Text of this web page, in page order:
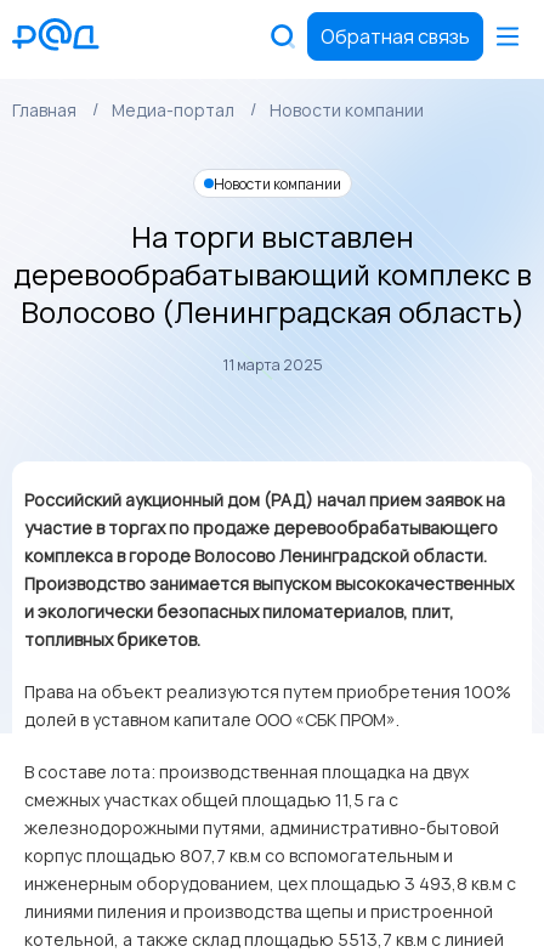
Обратная связь
Главная Медиа-портал Новости компании
Новости компании
На торги выставлен
деревообрабатывающий комплекс в
Волосово (Ленинградская область)
11 марта 2025
Российский аукционный дом (РАД) начал прием заявок на
участие в торгах по продаже деревообрабатывающего
комплекса в городе Волосово Ленинградской области.
Производство занимается выпуском высококачественных
и экологически безопасных пиломатериалов, плит,
топливных брикетов.
Права на объект реализуются путем приобретения 100%
долей в уставном капитале ООО «СБК ПРОМ».
В составе лота: производственная площадка на двух
смежных участках общей площадью 11,5 га с
железнодорожными путями, административно-бытовой
корпус площадью 807,7 кв.м со вспомогательным и
инженерным оборудованием, цех площадью 3 493,8 кв.м с
линиями пиления и производства щепы и пристроенной
котельной, а также склад площадью 5513,7 кв.м с линией